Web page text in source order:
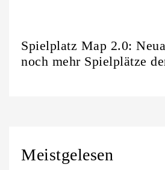
Spielplatz Map 2.0:
noch mehr Spielplätze
Meistgelesen